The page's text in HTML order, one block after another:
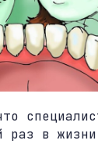
раз в